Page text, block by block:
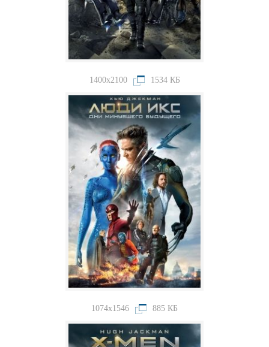
1400x2100 1534 КБ
1074x1546 885 КБ